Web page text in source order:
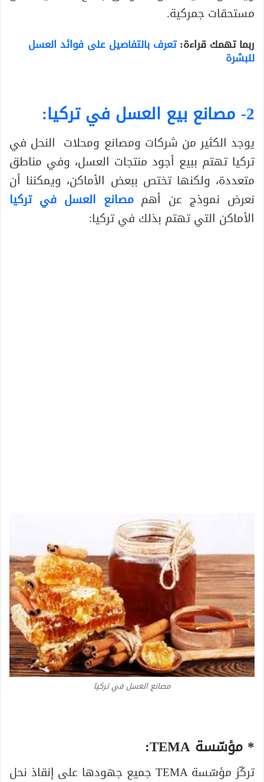
مستحقات جمركية.
ربما تهمك قراءة:تعرف بالتفاصيل على فوائد العسل
للبشرة
2- مصانع بيع العسل في تركيا:
يوجد الكثير من شركات ومصانع ومحلات النحل في
تركيا تهتم ببيع أجود منتجات العسل، وفي مناطق
متعددة، ولكنها تختص ببعض الأماكن، ويمكننا أن
نعرض نموذج عن أهممصانع العسل في تركيا
الأماكن التي تهتم بذلك في تركيا:
مصانع العسل في تركيا
* مؤسّسة TEMA:
تركّز مؤسّسة TEMA جميع جهودها على إنقاذ نحل